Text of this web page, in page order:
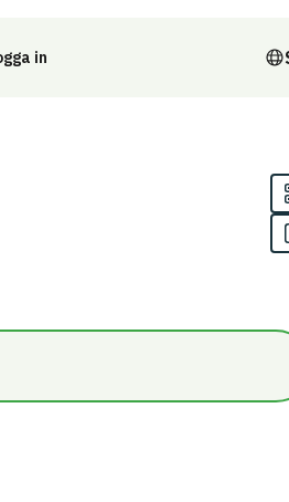
in
ämnen/Inomhus (innanför ångspärr)